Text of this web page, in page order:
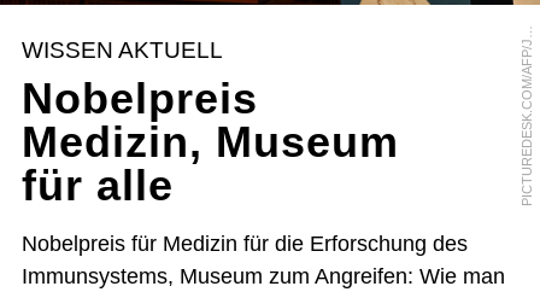
P
J
O
D
WISSEN AKTUELL
Nobelpreis
Medizin, Museum
für alle
Nobelpreis für Medizin für die Erforschung des
Immunsystems, Museum zum Angreifen: Wie man